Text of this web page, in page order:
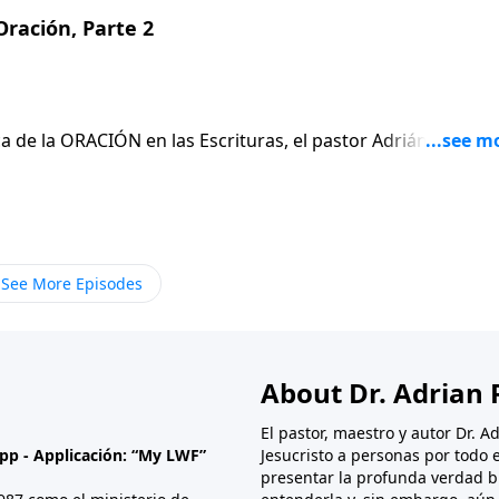
Parte 2
la ORACIÓN en las Escrituras, el pastor Adrián Rogers
que el CARÁCTER de quien ORA es crucial para
See More Episodes
- Applicación: “My LWF”
About Dr. Adrian
El pastor, maestro y autor Dr.
Jesucristo a personas por
presentar la profunda verdad